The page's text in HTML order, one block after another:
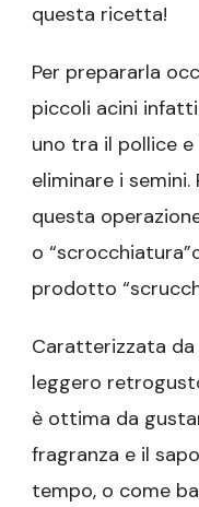
questa ricetta!
Per prepararla
piccoli acini
uno tra il pollice e
eliminare i
questa
o
prodotto
Caratterizzata da
leggero
è ottima da
fragranza e il
tempo, o come